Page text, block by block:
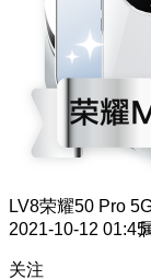
LV8荣耀50 Pro
2021-10-12 01:45
关注